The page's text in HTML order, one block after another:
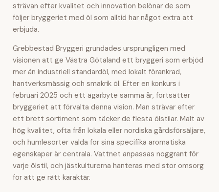
strävan efter kvalitet och innovation belönar de som
följer bryggeriet med öl som alltid har något extra att
erbjuda.
Grebbestad Bryggeri grundades ursprungligen med
visionen att ge Västra Götaland ett bryggeri som erbjöd
mer än industriell standardöl, med lokalt förankrad,
hantverksmässig och smakrik öl. Efter en konkurs i
februari 2025 och ett ägarbyte samma år, fortsätter
bryggeriet att förvalta denna vision. Man strävar efter
ett brett sortiment som täcker de flesta ölstilar. Malt av
hög kvalitet, ofta från lokala eller nordiska gårdsförsäljare,
och humlesorter valda för sina specifika aromatiska
egenskaper är centrala. Vattnet anpassas noggrant för
varje ölstil, och jästkulturerna hanteras med stor omsorg
för att ge rätt karaktär.